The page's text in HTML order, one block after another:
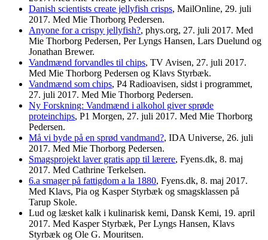
Danish scientists create jellyfish crisps, MailOnline, 29. juli
2017. Med Mie Thorborg Pedersen.
Anyone for a crispy jellyfish?, phys.org, 27. juli 2017. Med
Mie Thorborg Pedersen, Per Lyngs Hansen, Lars Duelund og
Jonathan Brewer.
Vandmænd forvandles til chips, TV Avisen, 27. juli 2017.
Med Mie Thorborg Pedersen og Klavs Styrbæk.
Vandmænd som chips, P4 Radioavisen, sidst i programmet,
27. juli 2017. Med Mie Thorborg Pedersen.
Ny Forskning: Vandmænd i alkohol giver sprøde
proteinchips, P1 Morgen, 27. juli 2017. Med Mie Thorborg
Pedersen.
Må vi byde på en sprød vandmand?, IDA Universe, 26. juli
2017. Med Mie Thorborg Pedersen.
Smagsprojekt laver gratis app til lærere, Fyens.dk, 8. maj
2017. Med Cathrine Terkelsen.
6.a smager på fattigdom a la 1880, Fyens.dk, 8. maj 2017.
Med Klavs, Pia og Kasper Styrbæk og smagsklassen på
Tarup Skole.
Lud og læsket kalk i kulinarisk kemi, Dansk Kemi, 19. april
2017. Med Kasper Styrbæk, Per Lyngs Hansen, Klavs
Styrbæk og Ole G. Mouritsen.